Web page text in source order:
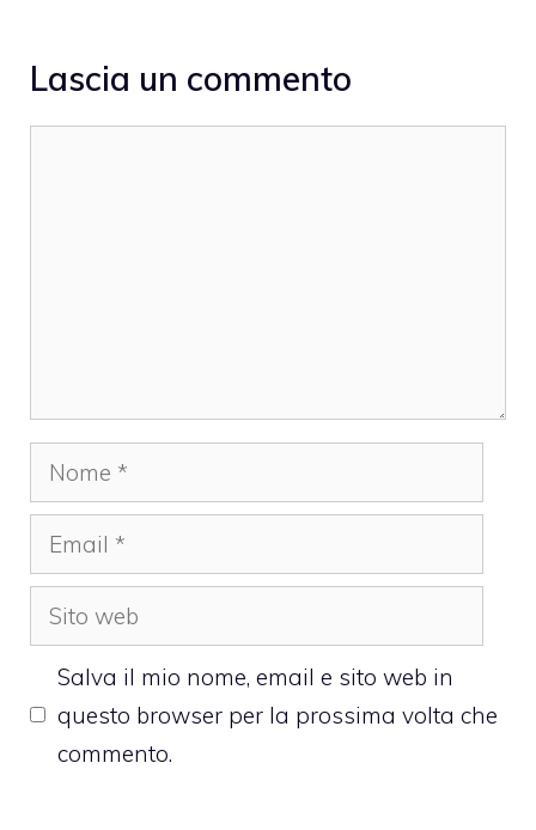
Lascia un commento
Nome
Email
Sito
web
Salva il mio nome, email e sito web in
questo browser per la prossima volta che
commento.